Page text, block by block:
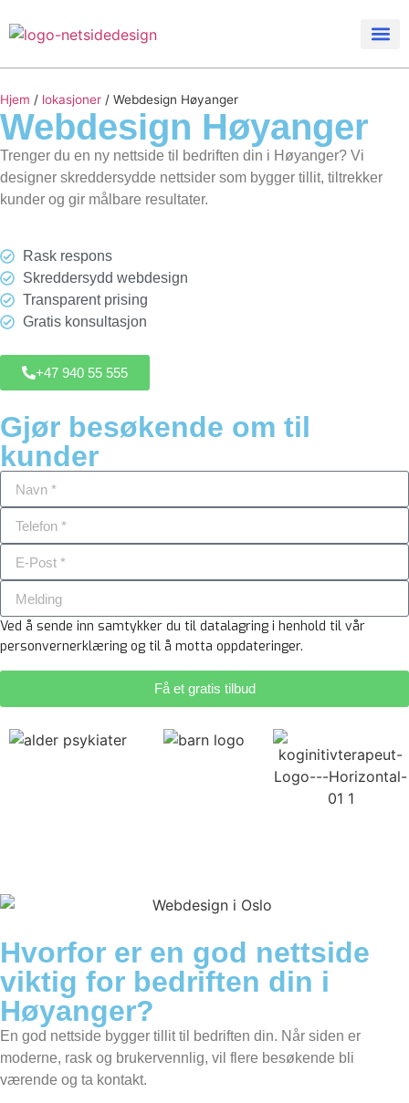
Hjem / lokasjoner / Webdesign Høyanger
Webdesign Høyanger
Trenger du en ny nettside til bedriften din i Høyanger? Vi
designer skreddersydde nettsider som bygger tillit, tiltrekker
kunder og gir målbare resultater.
Rask respons
Skreddersydd webdesign
Transparent prising
Gratis konsultasjon
+47 940 55 555
Gjør besøkende om til
kunder
Ved å sende inn samtykker du til datalagring i henhold til vår
personvernerklæring og til å motta oppdateringer.
Få et gratis tilbud
Hvorfor er en god nettside
viktig for bedriften din i
Høyanger?
En god nettside bygger tillit til bedriften din. Når siden er
moderne, rask og brukervennlig, vil flere besøkende bli
værende og ta kontakt.